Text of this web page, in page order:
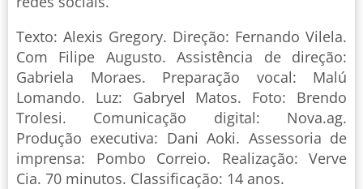
Texto: Alexis Gregory. Direção: Fernando Vilela.
Com Filipe Augusto. Assistência de direção:
Gabriela Moraes. Preparação vocal: Malú
Lomando. Luz: Gabryel Matos. Foto: Brendo
Trolesi. Comunicação digital: Nova.ag.
Produção executiva: Dani Aoki. Assessoria de
imprensa: Pombo Correio. Realização: Verve
Cia. 70 minutos. Classificação: 14 anos.